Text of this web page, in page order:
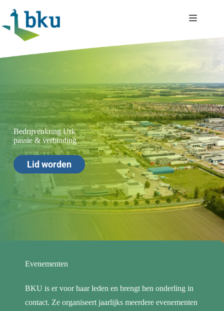
naar
inhoud
Bedrijvenkring Urk
passie & verbinding
Lid worden
Evenementen
BKU is er voor haar leden en brengt hen onderling in
contact. Ze organiseert jaarlijks meerdere evenementen